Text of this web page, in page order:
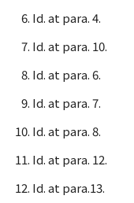
Id. at para. 4.
Id. at para. 10.
Id. at para. 6.
Id. at para. 7.
Id. at para. 8.
Id. at para. 12.
Id. at para.13.